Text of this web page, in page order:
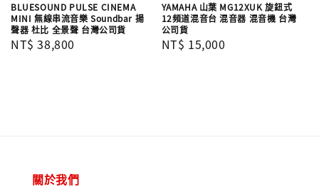
BLUESOUND PULSE CINEMA
MINI 無線串流音樂 Soundbar 揚
聲器 杜比 全景聲 台灣公司貨
Regular
NT$ 38,800
YAMAHA 山葉 MG12XUK 旋鈕式
12頻道混音台 混音器 混音機 台灣
公司貨
Regular
NT$ 15,000
關於我們